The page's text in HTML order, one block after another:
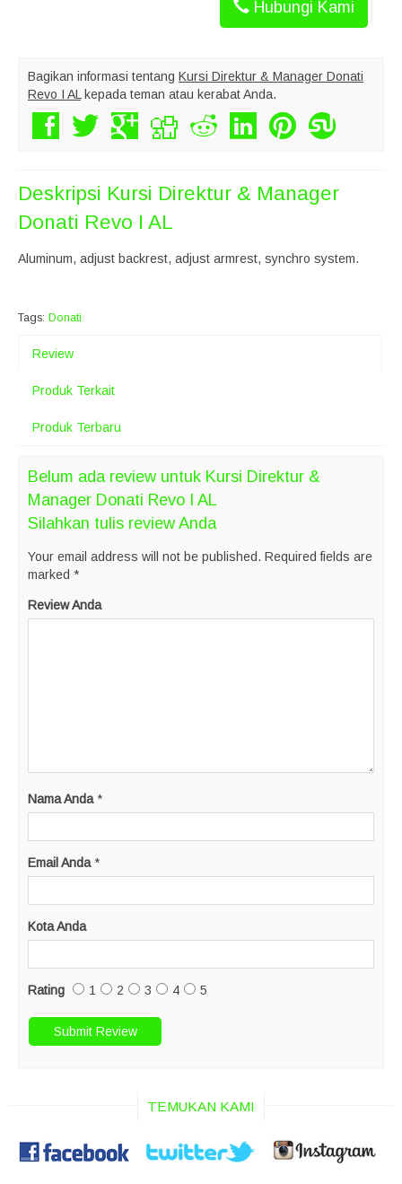
Hubungi Kami
Bagikan informasi tentang Kursi Direktur & Manager Donati
Revo I AL
kepada teman atau kerabat Anda.
Deskripsi Kursi Direktur & Manager
Donati Revo I AL
Aluminum, adjust backrest, adjust armrest, synchro system.
Tags: Donati
Review
Produk Terkait
Produk Terbaru
Belum ada review untuk Kursi Direktur &
Manager Donati Revo I AL
Silahkan tulis review Anda
Your email address will not be published. Required fields are
marked *
Review Anda
Nama Anda *
Email Anda *
Kota Anda
Rating 1 2 3 4 5
TEMUKAN KAMI